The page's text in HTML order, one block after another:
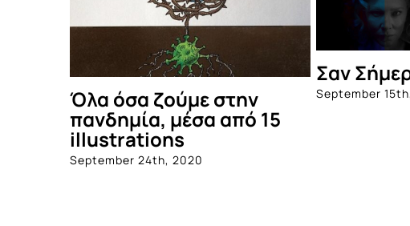
Όλα όσα ζούμε στην
πανδημία, μέσα από 15
illustrations
September 24th, 2020
Σαν
September